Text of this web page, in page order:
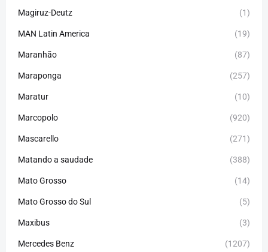
Magiruz-Deutz (1)
MAN Latin America (19)
Maranhão (87)
Maraponga (257)
Maratur (10)
Marcopolo (920)
Mascarello (271)
Matando a saudade (388)
Mato Grosso (14)
Mato Grosso do Sul (5)
Maxibus (3)
Mercedes Benz (1207)